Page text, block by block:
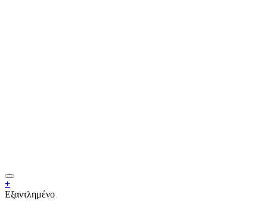
+
Εξαντλημένο